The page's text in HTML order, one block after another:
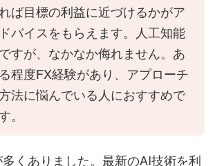
れば目標の利益に近づけるかがア
ドバイスをもらえます。人工知能
ですが、なかなか侮れません。あ
る程度FX経験があり、アプローチ
法に悩んでいる人におすすめで
。
くありました。最新のAI技術を利